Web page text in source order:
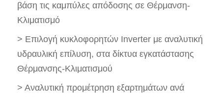
βάση τις καμπύλες απόδοσης σε Θέρμανση-
Κλιματισμό
> Επιλογή κυκλοφορητών Inverter με αναλυτική
υδραυλική επίλυση, στα δίκτυα εγκατάστασης
Θέρμανσης-Κλιματισμού
> Αναλυτική προμέτρηση εξαρτημάτων ανά